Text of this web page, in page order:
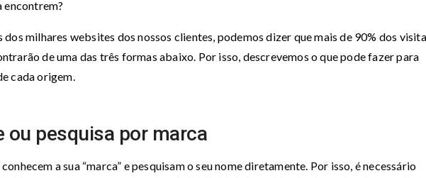
encontrem?
dos milhares websites dos nossos clientes, podemos dizer que mais de 90% dos
de uma das três formas abaixo. Por isso, descrevemos o que pode fazer para
cada origem.
ou pesquisa por marca
a sua “marca” e pesquisam o seu nome diretamente. Por isso, é necessário